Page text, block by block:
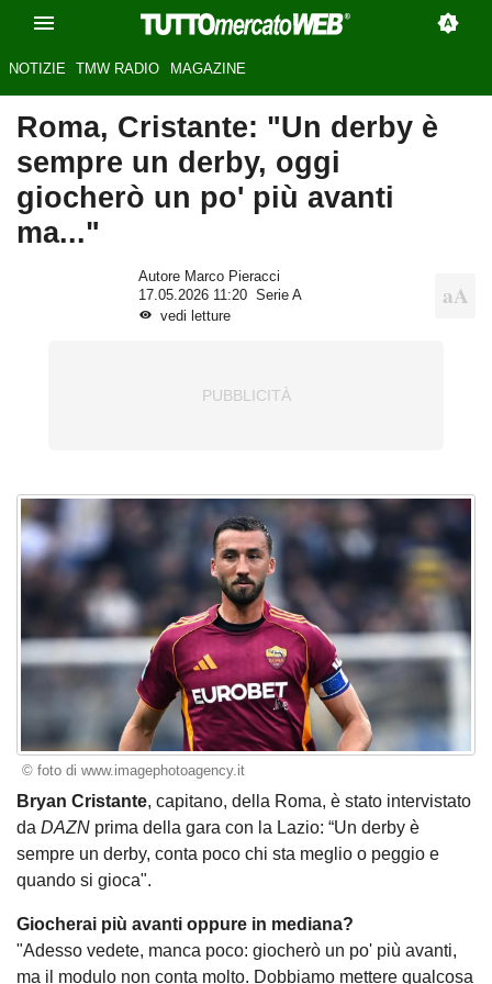
NOTIZIE TMW RADIO MAGAZINE
Roma, Cristante: "Un derby è
sempre un derby, oggi
giocherò un po' più avanti
ma..."
Autore Marco Pieracci
17.05.2026 11:20
Serie A
vedi letture
© foto di www.imagephotoagency.it
Bryan Cristante, capitano, della Roma, è stato intervistato
da DAZN prima della gara con la Lazio: “Un derby è
sempre un derby, conta poco chi sta meglio o peggio e
quando si gioca".
Giocherai più avanti oppure in mediana?
"Adesso vedete, manca poco: giocherò un po' più avanti,
ma il modulo non conta molto. Dobbiamo mettere qualcosa